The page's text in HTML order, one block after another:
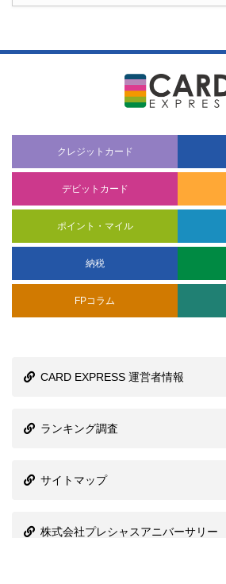
クレジットカード
デビットカード
ポイント・マイル
納税
FPコラム
CARD EXPRESS 運営者情報
ランキング調査
サイトマップ
株式会社プレシャスアニバーサリー